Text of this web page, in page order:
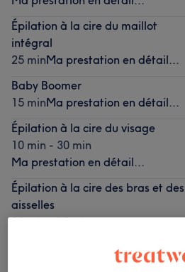
Épilation à la cire du maillot
intégral
25 minMa prestation en détail...
Baby Boomer
15 minMa prestation en détail...
Épilation à la cire du visage
10 min - 30 min
Ma prestation en détail...
Épilation à la cire des bras et des
aisselles
10 min - 15 min